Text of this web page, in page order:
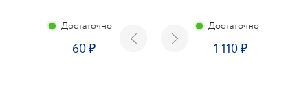
Достаточно
60
Достаточно
1 110